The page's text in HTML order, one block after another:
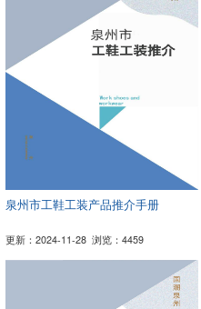
泉州市工鞋工装产品推介手册
更新：2024-11-28 浏览：4459